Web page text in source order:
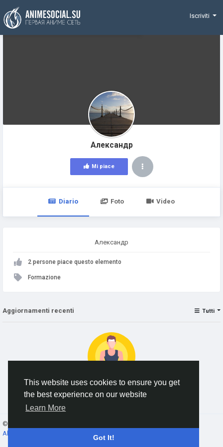
This website uses cookies to ensure you get
the best experience on our website
Learn More
Got It!
Funding
Iscriviti
Александр
Mi piace
Diario Foto Video
Александр
2 persone piace questo elemento
Formazione
Aggiornamenti recenti Tutti
No data to show
© 2026 AnimeSocial.SU - Первая аниме сеть!
About
Privacy